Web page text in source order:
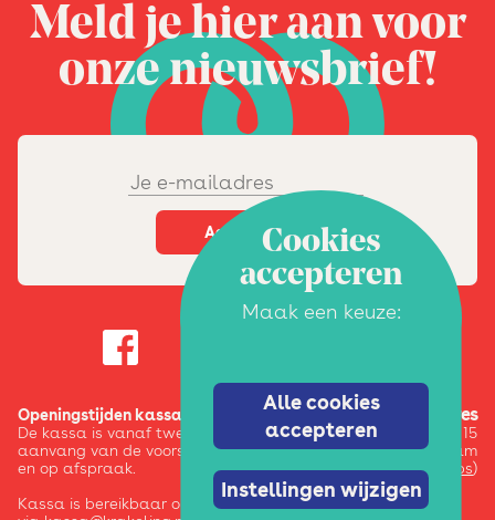
Meld je hier aan voor
onze nieuwsbrief!
Openingstijden kassa:
De kassa is vanaf twee uur voor
aanvang van de voorstelling / activiteit
en op afspraak.
Kassa is bereikbaar op 020-6245123 en
Adres
Pazzanistraat 15
1014 DB Amsterdam
(google maps)
Cookies
accepteren
Maak een keuze:
Alle cookies
accepteren
Instellingen wijzigen